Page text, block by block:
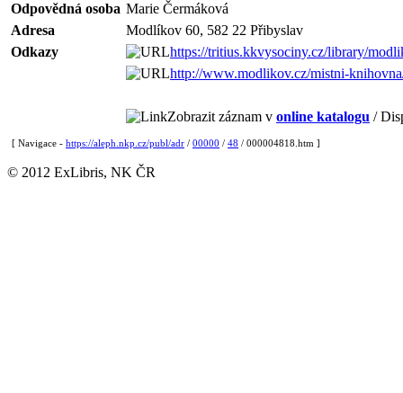
Odpovědná osoba Marie Čermáková
Adresa
Modlíkov 60, 582 22 Přibyslav
Odkazy
https://tritius.kkvysociny.cz/library/
http://www.modlikov.cz/mistni-
Zobrazit záznam v online katalogu /
[ Navigace - https://aleph.nkp.cz/publ/adr / 00000 / 48 / 000004818.htm ]
© 2012 ExLibris, NK ČR